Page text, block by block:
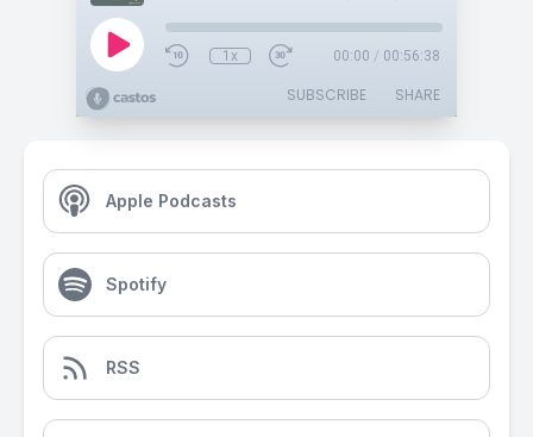
1x 00:00 / 00:56:38
SUBSCRIBE SHARE
Apple Podcasts
Spotify
RSS